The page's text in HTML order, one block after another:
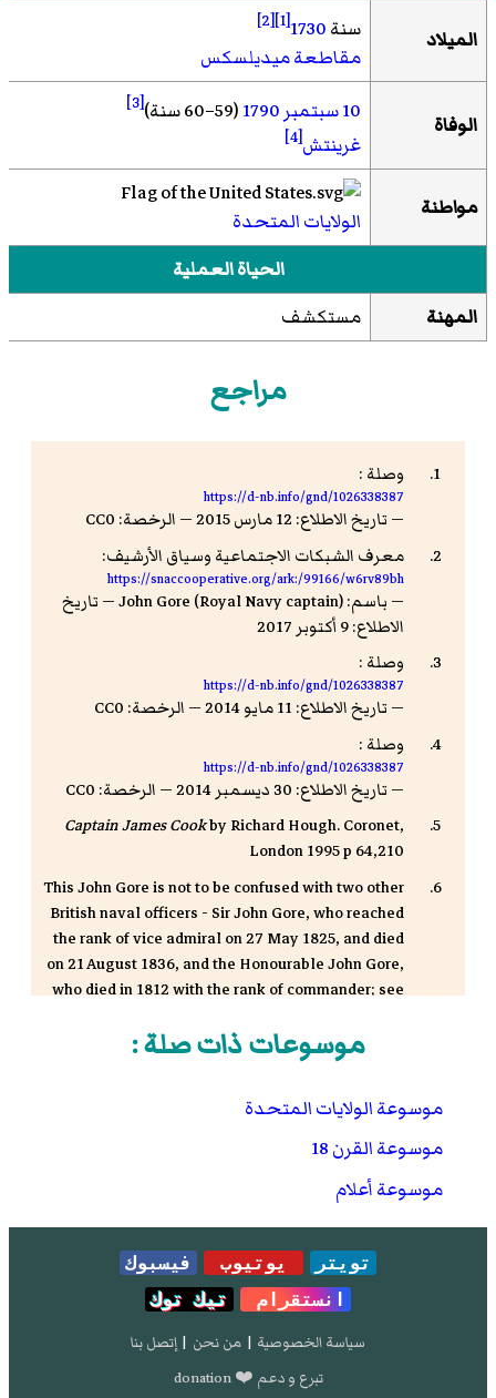
الميلاد سنة1730
[1]
[2]
مقاطعة ميديلسكس
الوفاة 10 سبتمبر 1790(59–60 سنة) [3]
غرينتش[4]
مواطنة
الولايات المتحدة
الحياة العملية
المهنة
مستكشف
مراجع
وصلة :
https://d-nb.info/gnd/1026338387
— تاريخ الاطلاع: 12 مارس 2015 — الرخصة: CC0
معرف الشبكات الاجتماعية وسياق الأرشيف:
https://snaccooperative.org/ark:/99166/w6rv89bh
— باسم: John Gore (Royal Navy captain) — تاريخ
الاطلاع: 9 أكتوبر 2017
وصلة :
https://d-nb.info/gnd/1026338387
— تاريخ الاطلاع: 11 مايو 2014 — الرخصة: CC0
وصلة :
https://d-nb.info/gnd/1026338387
— تاريخ الاطلاع: 30 ديسمبر 2014 — الرخصة: CC0
Captain James Cookby Richard Hough. Coronet,
London 1995 p 64,210
This John Gore is not to be confused with two other
British naval officers - Sir John Gore, who reached
the rank of vice admiral on 27 May 1825, and died
on 21 August 1836, and the Honourable John Gore,
who died in 1812 with the rank of commander; see
1660-1815 (Navy Records Society, 1994)
Genealogical Charts of Families descended from
John Gore and Richard Leigh in Australia.
موسوعات ذات صلة :
موسوعة الولايات المتحدة
موسوعة القرن 18
موسوعة أعلام
تويتر يوتيوب
فيسبوك
انستقرام
تيك توك
سياسة الخصوصية | من نحن | إتصل بنا
تبرع و دعم ❤️ donation